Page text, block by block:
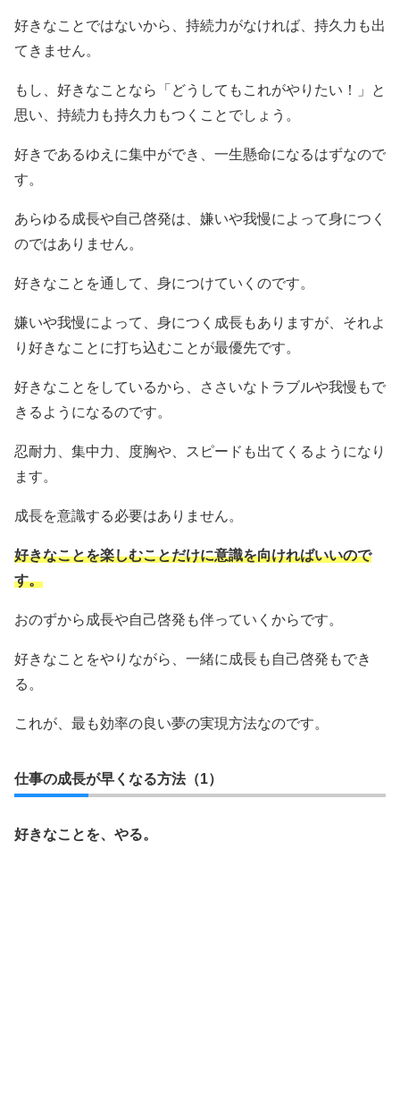
好きなことではないから、持続力がなければ、持久力も出
てきません。
もし、好きなことなら「どうしてもこれがやりたい！」と
思い、持続力も持久力もつくことでしょう。
好きであるゆえに集中ができ、一生懸命になるはずなので
す。
あらゆる成長や自己啓発は、嫌いや我慢によって身につく
のではありません。
好きなことを通して、身につけていくのです。
嫌いや我慢によって、身につく成長もありますが、それよ
り好きなことに打ち込むことが最優先です。
好きなことをしているから、ささいなトラブルや我慢もで
きるようになるのです。
忍耐力、集中力、度胸や、スピードも出てくるようになり
ます。
成長を意識する必要はありません。
好きなことを楽しむことだけに意識を向ければいいので
す。
おのずから成長や自己啓発も伴っていくからです。
好きなことをやりながら、一緒に成長も自己啓発もでき
る。
これが、最も効率の良い夢の実現方法なのです。
仕事の成長が早くなる方法（1）
好きなことを、やる。